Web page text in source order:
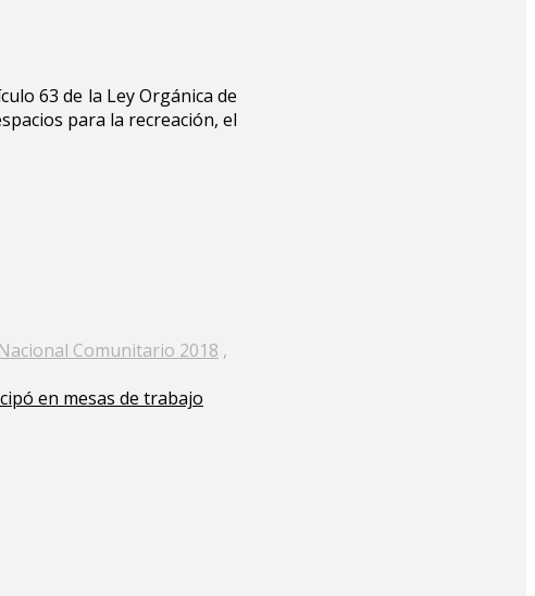
63 de la Ley Orgánica de
para la recreación, el
Comunitario 2018 ,
en mesas de trabajo